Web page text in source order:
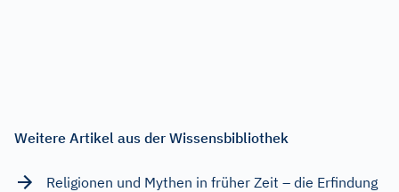
Weitere Artikel aus der Wissensbibliothek
Religionen und Mythen in früher Zeit – die Erfindung